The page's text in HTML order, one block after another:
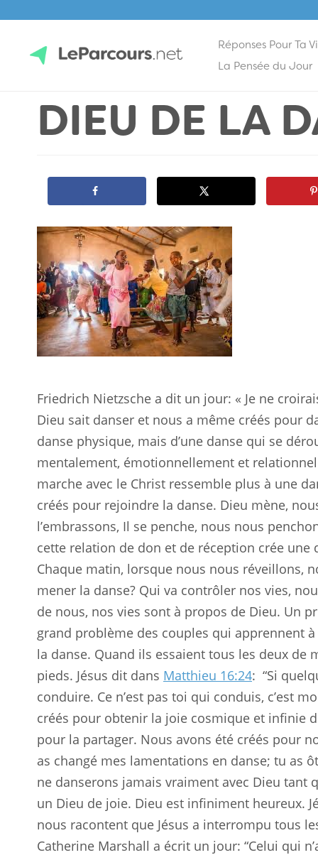
contentLeParcours.net
Réponses Pour Ta
La Pensée du Jour
DIEU DE LA
Friedrich Nietzsche a dit un jour: « Je ne
Dieu sait danser et nous a même créés pour
danse physique, mais d’une danse qui se
mentalement, émotionnellement et
marche avec le Christ ressemble plus à une
créés pour rejoindre la danse. Dieu mène,
l’embrassons, Il se penche, nous nous
cette relation de don et de réception crée
Chaque matin, lorsque nous nous réveillons,
mener la danse? Qui va contrôler nos vies,
de nous, nos vies sont à propos de Dieu. Un
grand problème des couples qui apprennent
la danse. Quand ils essaient tous les deux
pieds. Jésus dit dans Matthieu 16:24: “Si
conduire. Ce n’est pas toi qui conduis, c’est
créés pour obtenir la joie cosmique et infinie
pour la partager. Nous avons été créés pour
as changé mes lamentations en danse; tu as
ne danserons jamais vraiment avec Dieu tant
un Dieu de joie. Dieu est infiniment heureux.
nous racontent que Jésus a interrompu tous
Catherine Marshall a écrit un jour: “Celui qui